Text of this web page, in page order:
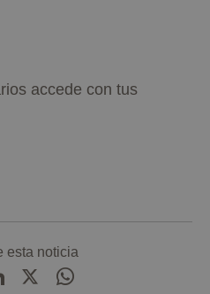
accede con tus
esta noticia